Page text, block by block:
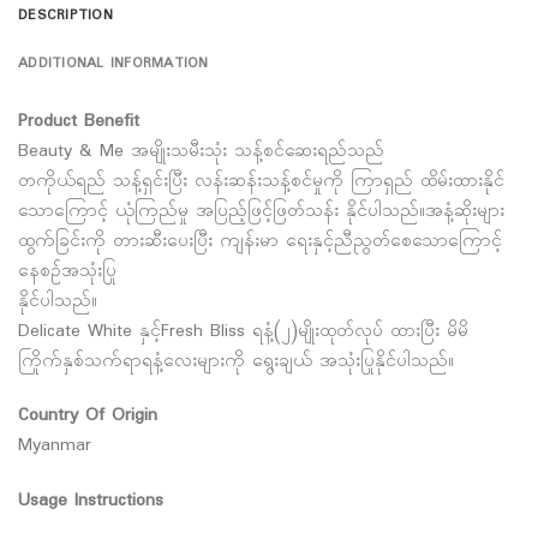
DESCRIPTION
ADDITIONAL INFORMATION
Product Benefit
Beauty & Me အမျိုးသမီးသုံး သန့်စင်ဆေးရည်သည်
တကိုယ်ရည် သန့်ရှင်းပြီး လန်းဆန်းသန့်စင်မှုကို ကြာရှည် ထိမ်းထားနိုင်
သောကြောင့် ယုံကြည်မှု အပြည့်ဖြင့်ဖြတ်သန်း နိုင်ပါသည်။အနံ့ဆိုးများ
ထွက်ခြင်းကို တားဆီးပေးပြီး ကျန်းမာ ရေးနှင့်ညီညွတ်စေသောကြောင့်
နေစဉ်အသုံးပြု
နိုင်ပါသည်။
Delicate White နှင့်Fresh Bliss ရနံ့(၂)မျိုးထုတ်လုပ် ထားပြီး မိမိ
ကြိုက်နှစ်သက်ရာရနံ့လေးများကို ရွေးချယ် အသုံးပြုနိုင်ပါသည်။
Country Of Origin
Myanmar
Usage Instructions